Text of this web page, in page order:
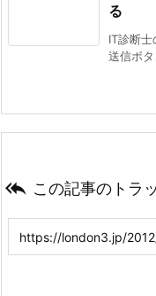
る
IT診断士
送信ボ
 この記事のトラ